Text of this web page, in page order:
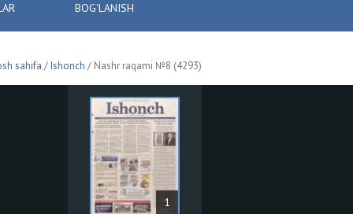
BOG'LANISH
sahifa /Ishonch / Nashr raqami №8 (4293)
1